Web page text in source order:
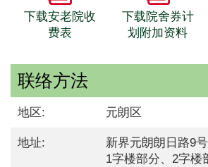
下载安老院收
费表
下载院舍券计
划附加资料
联络方法
地区: 元朗区
地址:
新界元朗朗日路9
1字楼部分、2字楼